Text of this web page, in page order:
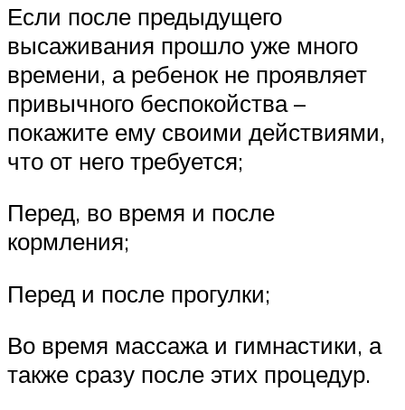
Если после предыдущего
высаживания прошло уже много
времени, а ребенок не проявляет
привычного беспокойства –
покажите ему своими действиями,
что от него требуется;
Перед, во время и после
кормления;
Перед и после прогулки;
Во время массажа и гимнастики, а
также сразу после этих процедур.